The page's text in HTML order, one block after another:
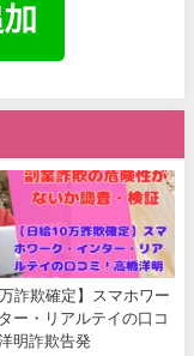
万詐欺確定】スマホワー
ー・リアルテイの口コ
明詐欺告発